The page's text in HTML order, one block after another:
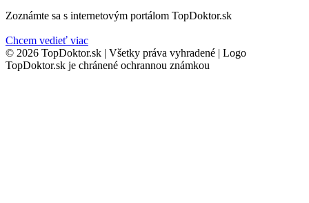
Zoznámte sa s internetovým portálom TopDoktor.sk
Chcem vedieť viac
© 2026 TopDoktor.sk | Všetky práva vyhradené | Logo
TopDoktor.sk je chránené ochrannou známkou